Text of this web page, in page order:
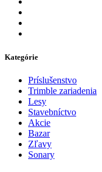
Kategórie
Príslušenstvo
Trimble zariadenia
Lesy
Stavebníctvo
Akcie
Bazar
Zľavy
Sonary